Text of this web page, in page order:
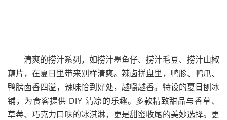
清爽的捞汁系列，如捞汁墨鱼仔、捞汁毛豆、捞汁山椒
藕片，在夏日里带来别样清爽。辣卤拼盘里，鸭胗、鸭爪、
鸭膀卤香四溢，辣味恰到好处，越嚼越香。特设的夏日刨冰
铺，为食客提供 DIY 清凉的乐趣。多款精致甜品与香草、
草莓、巧克力口味的冰淇淋，更是甜蜜收尾的美妙选择。更